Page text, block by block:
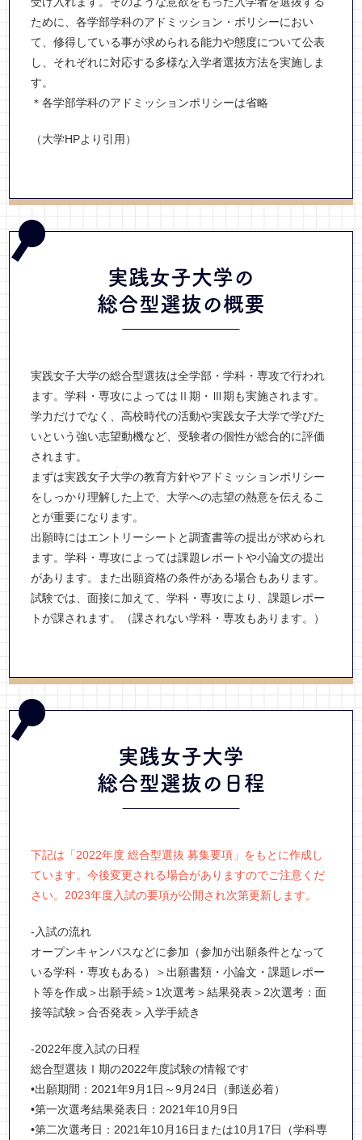
ために、各学部学科のアドミッション・ポリシーにおい
て、修得している事が求められる能力や態度について公表
し、それぞれに対応する多様な入学者選抜方法を実施しま
す。
＊各学部学科のアドミッションポリシーは省略
（大学HPより引用）
実践女子大学の
総合型選抜の概要
実践女子大学の総合型選抜は全学部・学科・専攻で行われ
ます。学科・専攻によってはⅡ期・Ⅲ期も実施されます。
学力だけでなく、高校時代の活動や実践女子大学で学びた
いという強い志望動機など、受験者の個性が総合的に評価
されます。
まずは実践女子大学の教育方針やアドミッションポリシー
をしっかり理解した上で、大学への志望の熱意を伝えるこ
とが重要になります。
出願時にはエントリーシートと調査書等の提出が求められ
ます。学科・専攻によっては課題レポートや小論文の提出
があります。また出願資格の条件がある場合もあります。
試験では、面接に加えて、学科・専攻により、課題レポー
トが課されます。（課されない学科・専攻もあります。）
実践女子大学
総合型選抜の日程
下記は「2022年度 総合型選抜 募集要項」をもとに作成し
ています。今後変更される場合がありますのでご注意くだ
さい。2023年度入試の要項が公開され次第更新します。
-入試の流れ
オープンキャンパスなどに参加（参加が出願条件となって
いる学科・専攻もある）＞出願書類・小論文・課題レポー
ト等を作成＞出願手続＞1次選考＞結果発表＞2次選考：面
接等試験＞合否発表＞入学手続き
-2022年度入試の日程
総合型選抜Ⅰ期の2022年度試験の情報です
•出願期間：2021年9月1日～9月24日（郵送必着）
•第一次選考結果発表日：2021年10月9日
•第二次選考日：2021年10月16日または10月17日（学科専